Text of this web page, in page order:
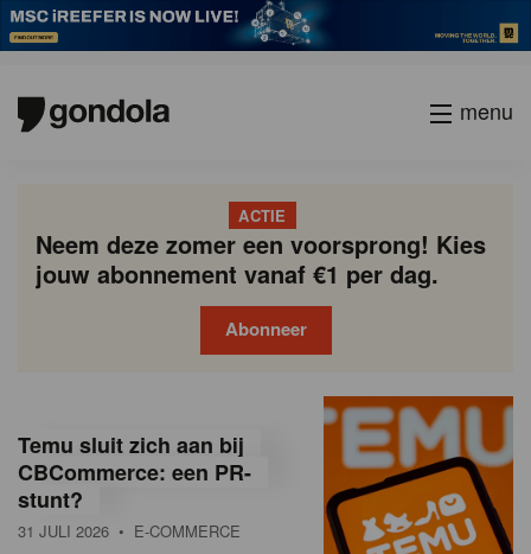
menu
ACTIE
Neem deze zomer een voorsprong! Kies
jouw abonnement vanaf €1 per dag.
Abonneer
o
n
d
Temu sluit zich aan bij
CBCommerce: een PR-
stunt?
31 JULI 2026 • E-COMMERCE